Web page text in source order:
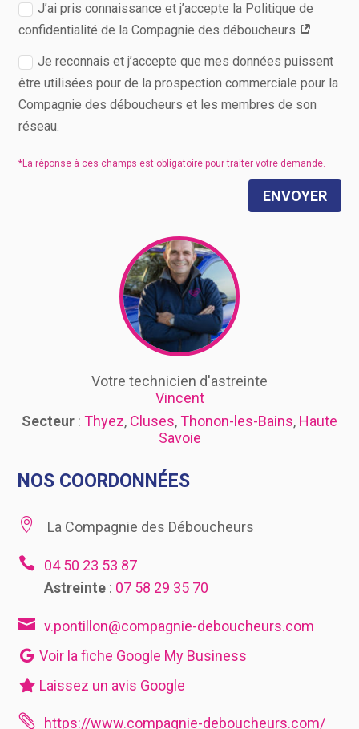
J’ai pris connaissance et j’accepte la Politique de
confidentialité de la Compagnie des déboucheurs
Je reconnais et j’accepte que mes données puissent
être utilisées pour de la prospection commerciale pour la
Compagnie des déboucheurs et les membres de son
réseau.
ENVOYER
Votre technicien d'astreinte
Vincent
Secteur : Thyez, Cluses,Thonon-les-Bains, Haute
Savoie
NOS COORDONNÉES
 La Compagnie des Déboucheurs

04 50 23 53 87
Astreinte: 07 58 29 35 70
 v.pontillon@compagnie-deboucheurs.com
Voir la fiche Google My Business
Laissez un avis Google
 https://www.compagnie-deboucheurs.com/